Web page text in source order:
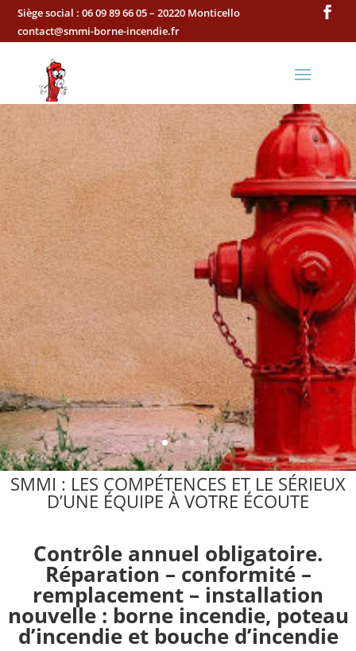
Siège social : 06 09 89 66 05 – 20220 Monticello
contact@smmi-borne-incendie.fr
SMMI : LES COMPÉTENCES ET LE SÉRIEUX
D’UNE ÉQUIPE À VOTRE ÉCOUTE
Contrôle annuel obligatoire.
Réparation – conformité –
remplacement – installation
nouvelle : borne incendie, poteau
d’incendie et bouche d’incendie